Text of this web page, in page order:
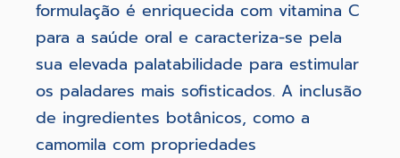
formulação é enriquecida com vitamina C
para a saúde oral e caracteriza-se pela
sua elevada palatabilidade para estimular
os paladares mais sofisticados. A inclusão
de ingredientes botânicos, como a
camomila com propriedades